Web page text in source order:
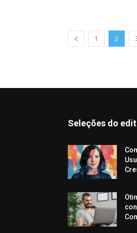
1 2
Seleções do